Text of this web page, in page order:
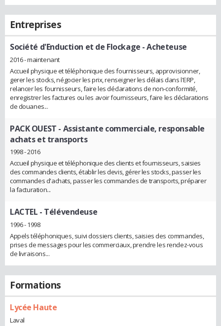
Entreprises
Société d'Enduction et de Flockage - Acheteuse
2016 - maintenant
Accueil physique et téléphonique des fournisseurs, approvisionner,
gerer les stocks, négocier les prix, renseigner les délais dans l'ERP,
relancer les fournisseurs, faire les déclarations de non-conformité,
enregistrer les factures ou les avoir fournisseurs, faire les déclarations
de douanes...
PACK OUEST - Assistante commerciale, responsable
achats et transports
1998 - 2016
Accueil physique et téléphonique des clients et fournisseurs, saisies
des commandes clients, établir les devis, gérer les stocks, passer les
commandes d'achats, passer les commandes de transports, préparer
la facturation...
LACTEL - Télévendeuse
1996 - 1998
Appels téléphoniques, suivi dossiers clients, saisies des commandes,
prises de messages pour les commerciaux, prendre les rendez-vous
de livraisons...
Formations
Lycée Haute
Laval